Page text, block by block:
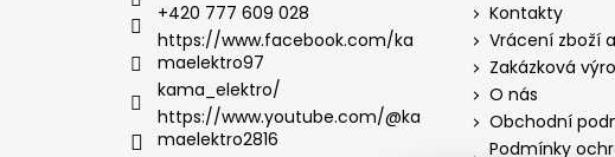
+420 777 609 028
https://www.facebook.com/ka
maelektro97
kama_elektro/
https://www.youtube.com/@ka
maelektro2816
Kontakty
Vrácení zboží
Zakázková
O nás
Obchodní
Podmínky